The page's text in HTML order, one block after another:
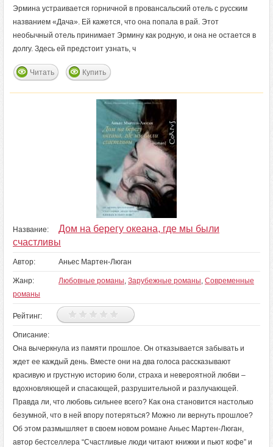
Эрмина устраивается горничной в провансальский отель с русским
названием «Дача». Ей кажется, что она попала в рай. Этот
необычный отель принимает Эрмину как родную, и она не остается в
долгу. Здесь ей предстоит узнать, ч
Читать Купить
Название:
Дом на берегу океана, где мы были
счастливы
Автор: Аньес Мартен-Люган
Жанр: Любовные романы, Зарубежные романы, Современные
романы
Рейтинг:
Описание:
Она вычеркнула из памяти прошлое. Он отказывается забывать и
ждет ее каждый день. Вместе они на два голоса рассказывают
красивую и грустную историю боли, страха и невероятной любви –
вдохновляющей и спасающей, разрушительной и разлучающей.
Правда ли, что любовь сильнее всего? Как она становится настолько
безумной, что в ней впору потеряться? Можно ли вернуть прошлое?
Об этом размышляет в своем новом романе Аньес Мартен-Люган,
автор бестселлера “Счастливые люди читают книжки и пьют кофе” и